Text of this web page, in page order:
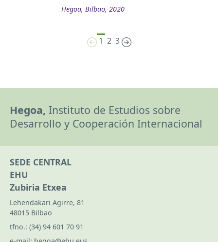
Hegoa, Bilbao, 2020
1 2 3
Hegoa, Instituto de Estudios sobre
Desarrollo y Cooperación Internacional
SEDE CENTRAL
EHU
Zubiria Etxea
Lehendakari Agirre, 81
48015 Bilbao
tfno.: (34) 94 601 70 91